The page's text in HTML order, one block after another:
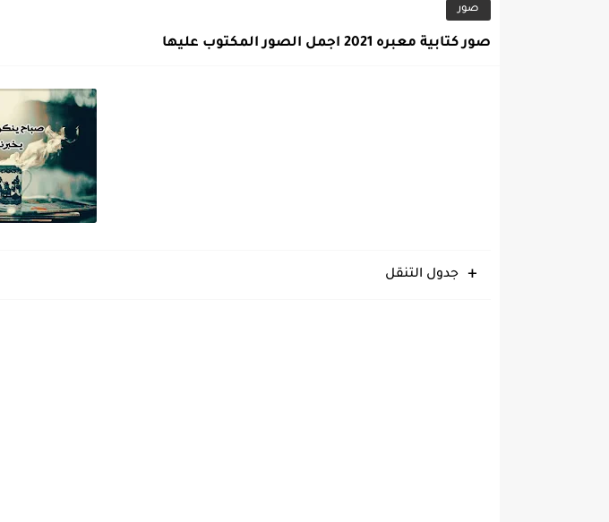
صور
صور كتابية معبره 2021 اجمل الصور المكتوب عليها
جدول التنقل